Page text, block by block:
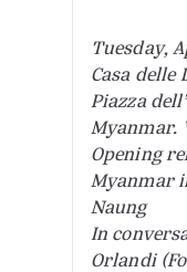
Tuesday,
Casa
Piazza
Myanmar.
Opening
Myanmar
Naung
In
Orlandi